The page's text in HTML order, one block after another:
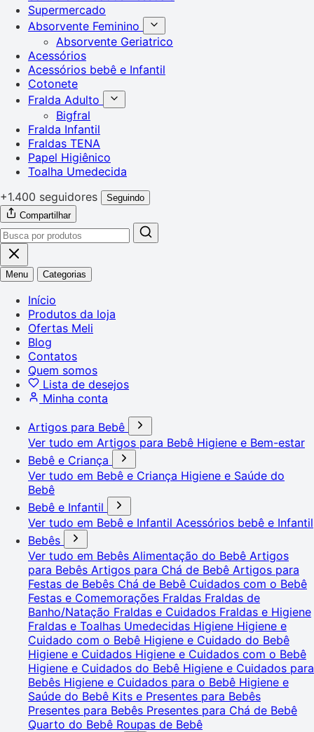
Supermercado
Absorvente Feminino
Absorvente Geriatrico
Acessórios
Acessórios bebê e Infantil
Cotonete
Fralda Adulto
Bigfral
Fralda Infantil
Fraldas TENA
Papel Higiênico
Toalha Umedecida
+1.400 seguidores
Seguindo
Compartilhar
Menu Categorias
Início
Produtos da loja
Ofertas Meli
Blog
Contatos
Quem somos
Lista de desejos
Minha conta
Artigos para Bebê
Ver tudo em Artigos para Bebê Higiene e Bem-estar
Bebê e Criança
Ver tudo em Bebê e Criança Higiene e Saúde do
Bebê
Bebê e Infantil
Ver tudo em Bebê e Infantil Acessórios bebê e Infantil
Bebês
Ver tudo em Bebês Alimentação do Bebê Artigos
para Bebês Artigos para Chá de Bebê Artigos para
Festas de Bebês Chá de Bebê Cuidados com o Bebê
Festas e Comemorações Fraldas Fraldas de
Banho/Natação Fraldas e Cuidados Fraldas e Higiene
Fraldas e Toalhas Umedecidas Higiene Higiene e
Cuidado com o Bebê Higiene e Cuidado do Bebê
Higiene e Cuidados Higiene e Cuidados com o Bebê
Higiene e Cuidados do Bebê Higiene e Cuidados para
Bebês Higiene e Cuidados para o Bebê Higiene e
Saúde do Bebê Kits e Presentes para Bebês
Presentes para Bebês Presentes para Chá de Bebê
Quarto do Bebê Roupas de Bebê